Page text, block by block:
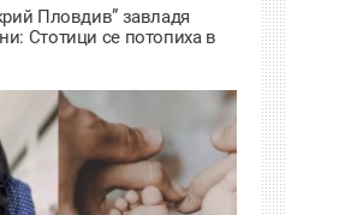
Пловдив” завладя
Стотици се потопиха в
под тепетата